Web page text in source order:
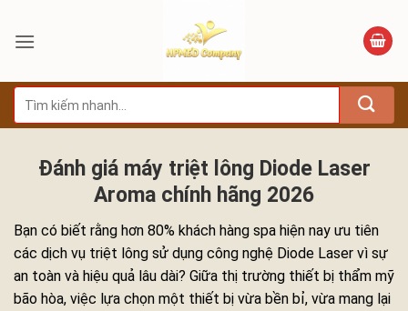
qua
dung
Tìm
kiếm:
Đánh giá máy triệt lông Diode Laser
Aroma chính hãng 2026
Bạn có biết rằng hơn 80% khách hàng spa hiện nay ưu tiên
các dịch vụ triệt lông sử dụng công nghệ Diode Laser vì sự
an toàn và hiệu quả lâu dài? Giữa thị trường thiết bị thẩm mỹ
bão hòa, việc lựa chọn một thiết bị vừa bền bỉ, vừa mang lại